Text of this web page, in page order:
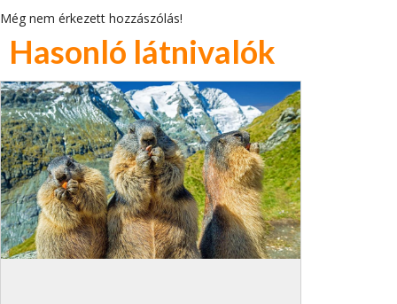
Még nem érkezett hozzászólás!
Hasonló látnivalók